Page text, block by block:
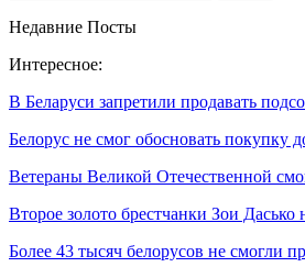
Недавние Посты
Интересное:
В Беларуси запретили продавать
Белорус не смог обосновать покупку
Ветераны Великой Отечественной
Второе золото брестчанки Зои
Более 43 тысяч белорусов не смогли